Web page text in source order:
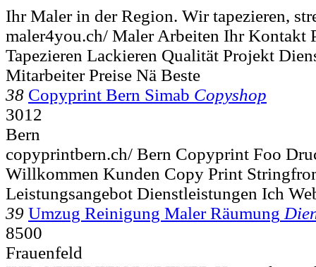
Ihr Maler in der Region. Wir tapezieren,
maler4you.ch/ Maler Arbeiten Ihr Kontakt
Tapezieren Lackieren Qualität Projekt
Mitarbeiter Preise Nä Beste
38 Copyprint Bern Simab Copyshop
3012
Bern
copyprintbern.ch/ Bern Copyprint Foo
Willkommen Kunden Copy Print
Leistungsangebot Dienstleistungen Ich
39 Umzug Reinigung Maler Räumung
8500
Frauenfeld